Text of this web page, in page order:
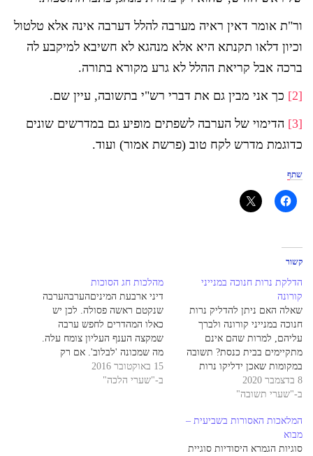
ור"ת אומר דאין ראיה מערבה להלל דערבה אינה אלא טלטול
וכיון דלאו תקנתא היא אלא מנהגא לא חשיבא למיקבע לה
ברכה אבל קריאת ההלל לא גרע מקורא בתורה.
[2]
כך אני מבין גם את דברי רש"י בתשובה, עיין שם.
[3]
הדימוי של הערבה לשפתים מופיע גם במדרשים שונים
כדוגמת מדרש לקח טוב (פרשת אמור) ועוד.
שתף
קשור
הדלקת נרות חנוכה במנייני
קורונה
שאלה האם ניתן להדליק נרות
חנוכה במנייני קורונה ולברך
עליהם, למרות שהם אינם
מתקיימים בבית כנסת? תשובה
במקומות שאכן ידליקו נרות
במניינים כאלו, אין למחות בידם,
אבל מלכתחילה, אין לארגן
אם מדובר במניין קבוע, כל עוד
לא מדובר בתפילה במקום
שהוגדר כבית כנסת, דהיינו
8 בדצמבר 2020
ב-"שערי תשובה"
מהלכות חג הסוכות
דיני ארבעת המיניםהערבהערבה
שנקטם ראשה פסולה. לכן יש
כאלו המהדרים לחפש ערבה
שמקצה הענף העליון צומח עלה.
מה שמכונה 'לבלוב'. אם רק
העלה הזה נקטם, הערבה כשרה.
כמו כן, ערבה שנשרו רוב עליה,
15 באוקטובר 2016
ב-"שערי הלכה"
המלאכות האסורות בשביעית –
מבוא
סוגיות הגמרא היסודיות סוגיית